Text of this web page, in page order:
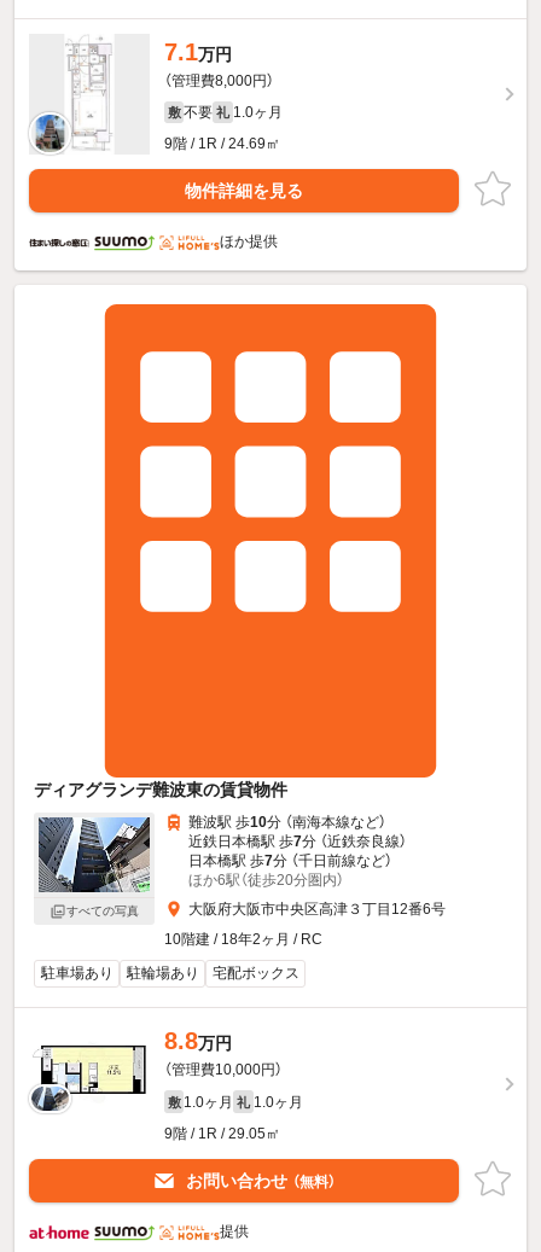
7.1万円
（管理費8,000円）
敷 不要 礼 1.0ヶ月
9階 / 1R / 24.69㎡
物件詳細を見る
ほか提供
ディアグランデ難波東の賃貸物件
すべての写真
難波駅 歩10分 （南海本線など）
近鉄日本橋駅 歩7分 （近鉄奈良線）
日本橋駅 歩7分 （千日前線など）
ほか6駅（徒歩20分圏内）
大阪府大阪市中央区高津３丁目12番6号
10階建 / 18年2ヶ月 / RC
駐車場あり
駐輪場あり 宅配ボックス
8.8万円
（管理費10,000円）
敷 1.0ヶ月 礼 1.0ヶ月
9階 / 1R / 29.05㎡
お問い合わせ （無料）
提供